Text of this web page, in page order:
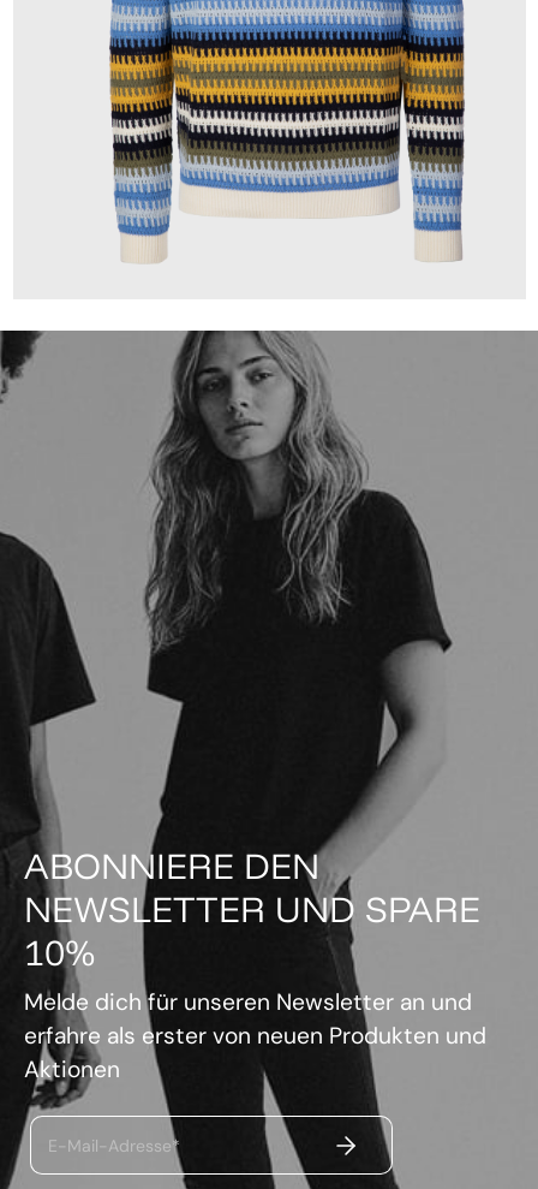
ABONNIERE DEN
NEWSLETTER UND SPARE
10%
Melde dich für unseren Newsletter an und
erfahre als erster von neuen Produkten und
Aktionen
E-Mail-Adresse* ABSENDEN